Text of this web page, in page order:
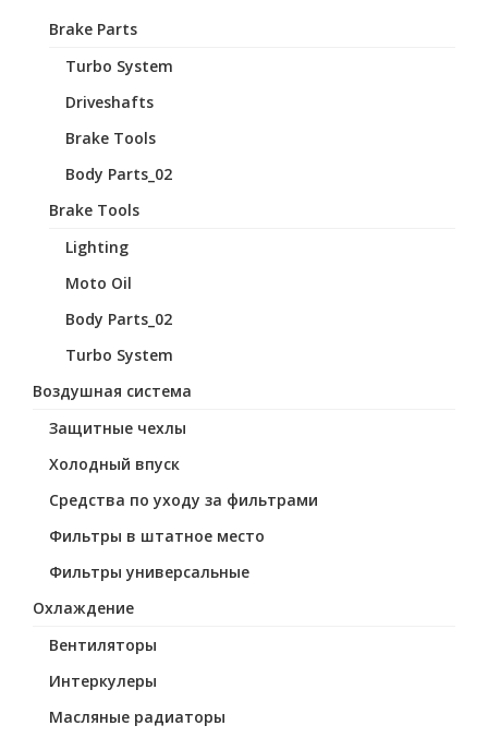
Brake Parts
Turbo System
Driveshafts
Brake Tools
Body Parts_02
Brake Tools
Lighting
Moto Oil
Body Parts_02
Turbo System
Воздушная система
Защитные чехлы
Холодный впуск
Средства по уходу за фильтрами
Фильтры в штатное место
Фильтры универсальные
Охлаждение
Вентиляторы
Интеркулеры
Масляные радиаторы